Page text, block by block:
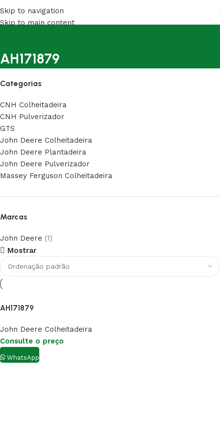
Skip to navigation
Skip to main content
AH171879
Categorias
CNH Colheitadeira
CNH Pulverizador
GTS
John Deere Colheitadeira
John Deere Plantadeira
John Deere Pulverizador
Massey Ferguson Colheitadeira
Marcas
John Deere (1)
Mostrar
AH171879
John Deere Colheitadeira
Consulte o preço
WhatsApp